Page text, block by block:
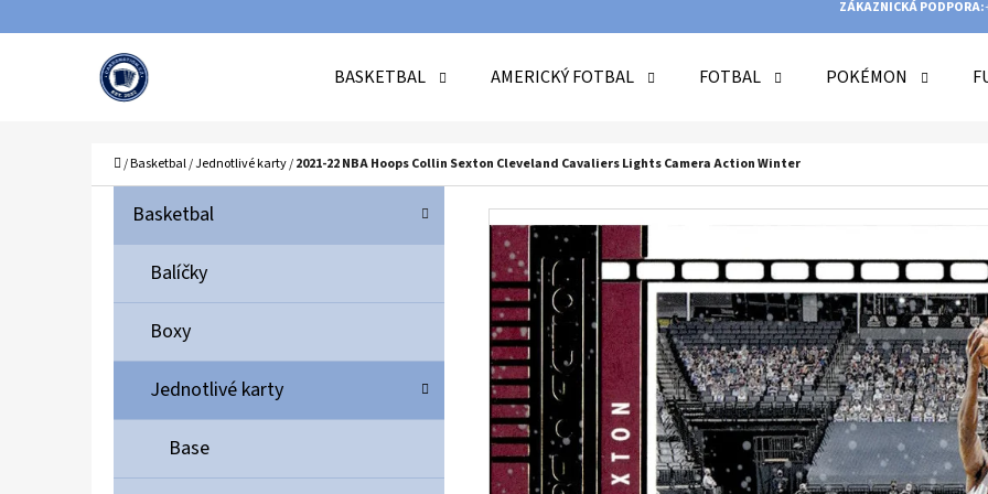
ZÁKAZNICKÁ PODPORA:
BASKETBAL AMERICKÝ FOTBAL FOTBAL POKÉMON
Domů
/Basketbal/Jednotlivé karty/2021-22 NBA Hoops Collin Sexton Cleveland Cavaliers Lights Camera Action Winter
Přeskočit
kategorie
K
T
G
R
E
Basketbal
Balíčky
Boxy
Jednotlivé karty
Base
Zpět
Zpět
DOPORUČUJEME